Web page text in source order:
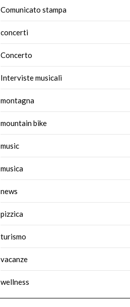
Comunicato stampa
concerti
Concerto
Interviste musicali
montagna
mountain bike
music
musica
news
pizzica
turismo
vacanze
wellness